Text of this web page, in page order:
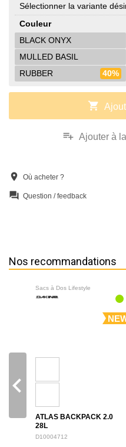
Sélectionner la variante
Couleur
BLACK ONYX
MULLED BASIL
RUBBER
40%
shopping_cart
playlist_add Ajouter à
location_on Où acheter ?
question_answer Question / feedback
Nos recommandations
Sacs à Dos Lifestyle
ATLAS BACKPACK 2.0
28L
D10004712
navigate_before